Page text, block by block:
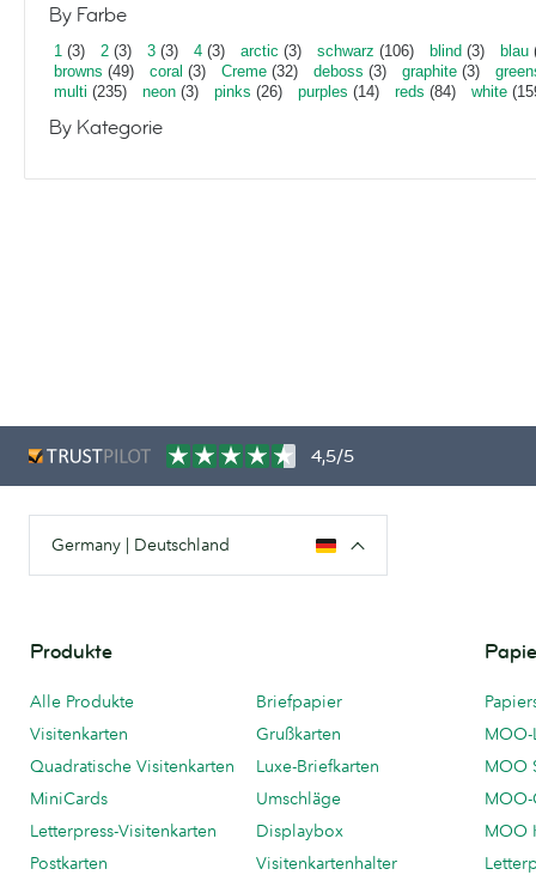
By Farbe
1 (3) 2 (3) 3 (3) 4 (3) arctic (3) schwarz (106) blind (3) blau
browns (49) coral (3) Creme (32) deboss (3) graphite (3)
multi (235) neon (3) pinks (26) purples (14) reds (84) white
By Kategorie
4,5/5
Germany | Deutschland
Produkte
Alle Produkte
Visitenkarten
Quadratische Visitenkarten
MiniCards
Letterpress-Visitenkarten
Postkarten
Briefpapier
Grußkarten
Luxe-Briefkarten
Umschläge
Displaybox
Visitenkartenhalter
MOO-
MOO
MOO